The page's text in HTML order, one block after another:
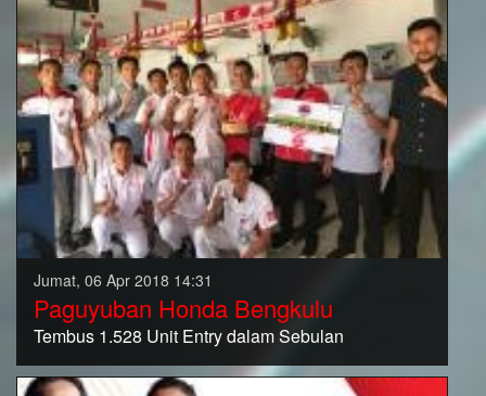
Jumat, 06 Apr 2018 14:31
Paguyuban Honda Bengkulu
Tembus 1.528 Unit Entry dalam Sebulan